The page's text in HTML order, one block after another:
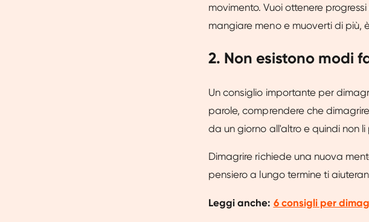
movimento. Vuoi ottenere
mangiare meno e muoverti di più,
2. Non esistono modi
Un consiglio importante per
parole, comprendere che
da un giorno all'altro e quindi non
Dimagrire richiede una nuova
pensiero a lungo termine ti
Leggi anche: 6 consigli per